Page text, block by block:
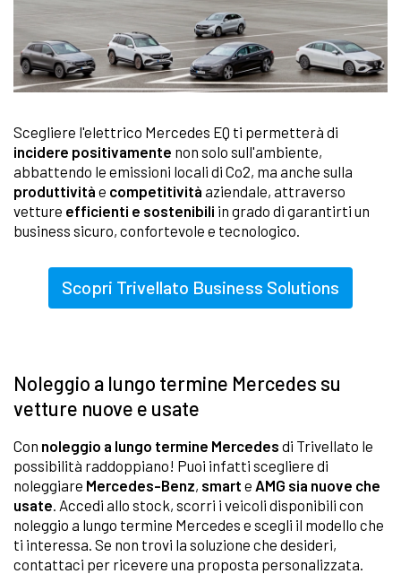
Scegliere l'elettrico Mercedes EQ ti permetterà di
incidere positivamente non solo sull'ambiente,
abbattendo le emissioni locali di Co2, ma anche sulla
produttività e competitività aziendale, attraverso
vetture efficienti e sostenibili in grado di garantirti un
business sicuro, confortevole e tecnologico.
Scopri Trivellato Business Solutions
Noleggio a lungo termine Mercedes su
vetture nuove e usate
Con noleggio a lungo termine Mercedes di Trivellato le
possibilità raddoppiano! Puoi infatti scegliere di
noleggiare Mercedes-Benz, smart e AMG sia nuove che
usate . Accedi allo stock, scorri i veicoli disponibili con
noleggio a lungo termine Mercedes e scegli il modello che
ti interessa. Se non trovi la soluzione che desideri,
contattaci per ricevere una proposta personalizzata.